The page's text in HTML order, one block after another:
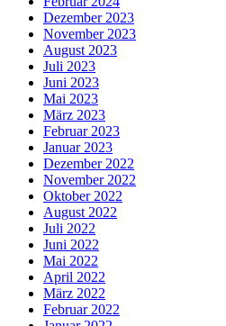
Dezember 2023
November 2023
August 2023
Juli 2023
Juni 2023
Mai 2023
März 2023
Februar 2023
Januar 2023
Dezember 2022
November 2022
Oktober 2022
August 2022
Juli 2022
Juni 2022
Mai 2022
April 2022
März 2022
Februar 2022